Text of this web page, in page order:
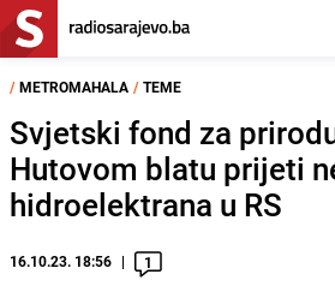
/ METROMAHALA / TEME
Svjetski fond za
Hutovom blatu prijeti
hidroelektrana u RS
16.10.23. 18:56 1